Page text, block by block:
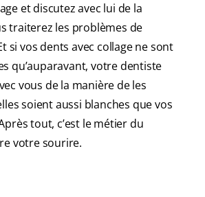
et discutez avec lui de la
traiterez les problèmes de
si vos dents avec collage ne sont
qu’auparavant, votre dentiste
vous de la manière de les
soient aussi blanches que vos
tout, c’est le métier du
votre sourire.